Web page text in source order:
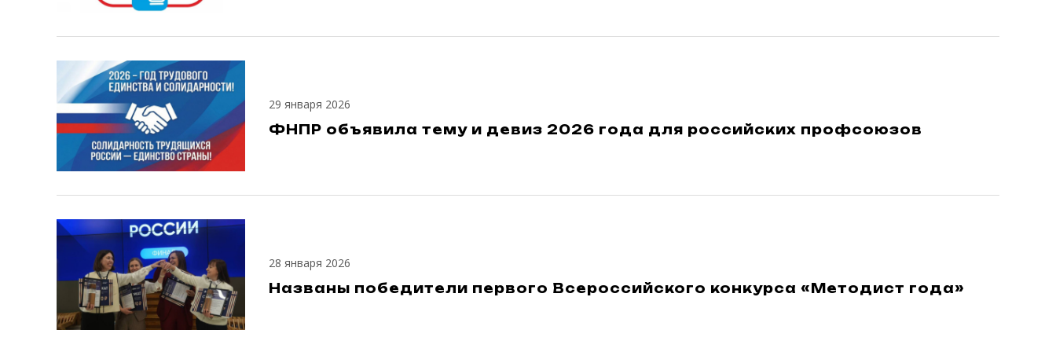
29 января 2026
ФНПР объявила тему и девиз 2026 года для российских профсоюзов
28 января 2026
Названы победители первого Всероссийского конкурса «Методист года»